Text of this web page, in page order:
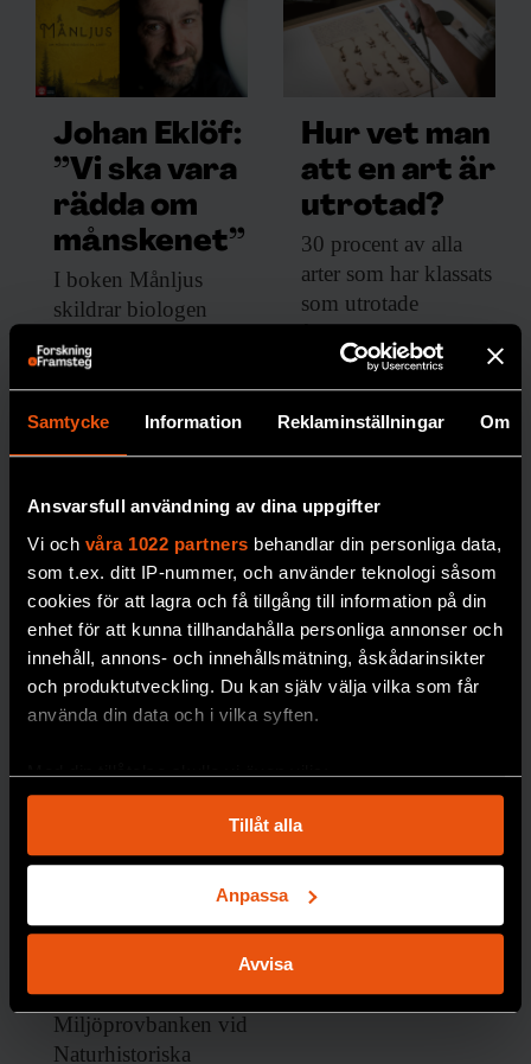
Samtycke Information Reklaminställningar Om
Ansvarsfull användning av dina uppgifter
Vi och våra 1022 partners behandlar din personliga data,
som t.ex. ditt IP-nummer, och använder teknologi såsom
cookies för att lagra och få tillgång till information på din
enhet för att kunna tillhandahålla personliga annonser och
innehåll, annons- och innehållsmätning, åskådarinsikter
och produktutveckling. Du kan själv välja vilka som får
använda din data och i vilka syften.
Med din tillåtelse skulle vi även vilja:
som kan ha en noggrannhet på upp till flera meter
Identifiera din enhet genom att aktivt skanna den
för specifika kännetecken (fingeravtryck)
Ta reda på mer om hur dina personliga uppgifter
helst från cookie-förklaringen.
Tillåt alla
Anpassa
Avvisa
Johan Eklöf:
”Vi ska vara
rädda om
månskenet”
I boken Månljus
skildrar biologen
Johan Eklöf de
rytmer månen ger
upphov till på
jorden.
Hur vet man
att en art är
utrotad?
30 procent av alla
arter som har klassats
som utrotade
Med matematiska
modeller och AI ska
bedömningarna få
bättre precision.
Nytt
iska säkrar
miljögifter
Miljöprovbanken vid
Naturhistoriska